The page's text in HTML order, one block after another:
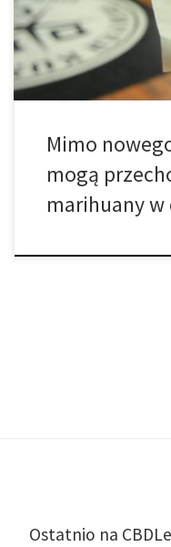
że pacjenci przestaną
to zaczną kupować ją od
Mimo
mogą
marihuany w
Ostatnio na